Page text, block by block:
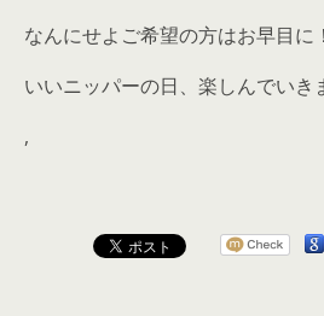
なんにせよご希望の方はお早目に！
いいニッパーの日、楽しんでいき
,